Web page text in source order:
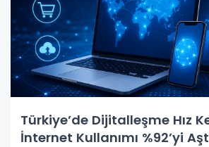
Türkiye’de Dijitalleşme Hız
İnternet Kullanımı %92’yi